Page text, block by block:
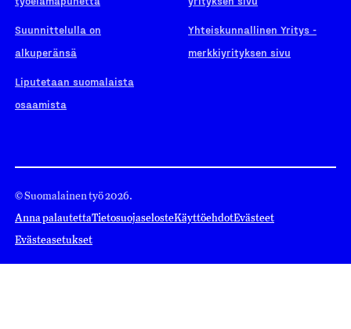
Suunnittelulla on
alkuperänsä
Liputetaan suomalaista
osaamista
Yhteiskunnallinen Yritys -
merkkiyrityksen sivu
© Suomalainen työ 2026.
Anna palautettaTietosuojaselosteKäyttöehdotEvästeet
Evästeasetukset